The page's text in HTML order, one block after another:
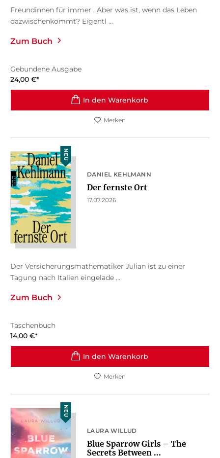
Freundinnen für immer . Aber was ist, wenn das Leben
dazwischenkommt? Eigentl ...
Zum Buch
Gebundene Ausgabe
24,00 €*
In den Warenkorb
Merken
NEU
DANIEL KEHLMANN
Der fernste Ort
17.07.2026
Der Versicherungsmathematiker Julian ist zu einer
Tagung nach Italien eingelade ...
Zum Buch
Taschenbuch
14,00 €*
In den Warenkorb
Merken
NEU
LAURA WILLUD
Blue Sparrow Girls – The
Secrets Between ...